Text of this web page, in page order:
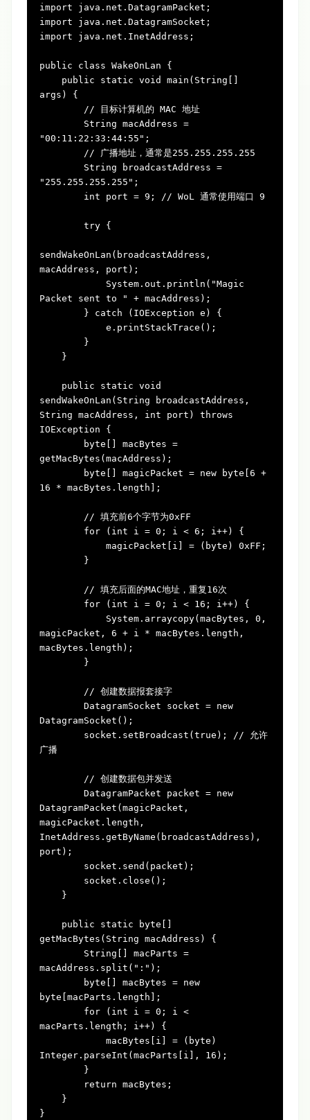
import
import
import java.net.InetAddress;
public class WakeOnLan {
public
static void
main(String[]
args)
{
// 目标计算机的 MAC 地址
String macAddress =
"00:11:22:33:44:55" ;
// 广播地址，通常是255.255.255.255
String
broadcastAddress =
"255.255.255.255" ;
int
port = 9 ; // WoL 通常使用端口 9
try {
sendWakeOnLan(broadcastAddress,
macAddress, port);
            System.out.println(
"Magic
Packet sent to "
+ macAddress);
        }
catch (IOException e) {
public static void
sendWakeOnLan(String broadcastAddress,
String macAddress, int port)
throws
IOException {
byte [] macBytes =
getMacBytes(macAddress);
byte [] magicPacket = new byte 6
16 * macBytes.length];
// 填充前6个字节为0xFF
for ( int i = 0 ; i < 6 ; i++) {
            magicPacket[i] = (
byte ) 0xFF ;
// 填充后面的MAC地址，重复16次
for ( int i = 0 ; i < 16 ; i++) {
            System.arraycopy(macBytes,
0 ,
magicPacket, 6 + i * macBytes.length,
macBytes.length);
// 创建数据报套接字
DatagramSocket
socket = new
DatagramSocket ();
        socket.setBroadcast(
true ); // 允许
广播
// 创建数据包并发送
DatagramPacket
packet = new
DatagramPacket (magicPacket,
magicPacket.length,
InetAddress.getByName(broadcastAddress),
port);
public static byte
getMacBytes(String macAddress) {
macAddress.split( ":" );
byte [] macBytes = new
byte [macParts.length];
for ( int i = 0 ; i <
macParts.length; i++) {
            macBytes[i] = (
byte )
Integer.parseInt(macParts[i], 16 );
return macBytes;
}